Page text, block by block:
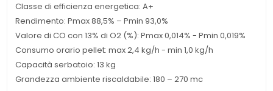
Classe di efficienza energetica: A+
Rendimento: Pmax 88,5% – Pmin 93,0%
Valore di CO con 13% di O2 (%): Pmax 0,014% - Pmin 0,019%
Consumo orario pellet: max 2,4 kg/h - min 1,0 kg/h
Capacità serbatoio: 13 kg
Grandezza ambiente riscaldabile: 180 – 270 mc